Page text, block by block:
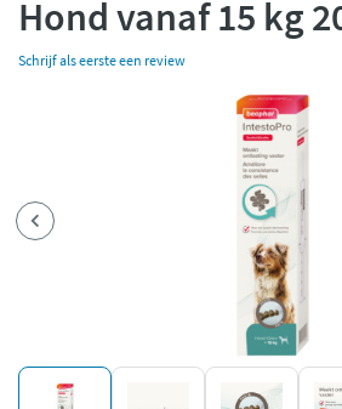
Hond vanaf 15 kg
Schrijf als eerste een review